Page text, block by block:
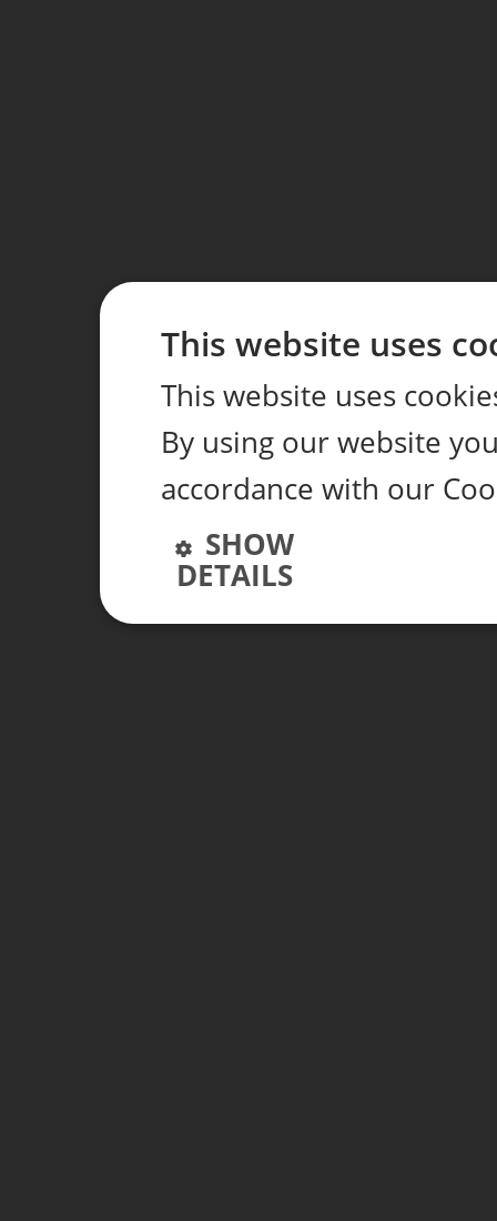
This website uses
This website uses
By using our website
accordance with our
SHOW
DETAILS